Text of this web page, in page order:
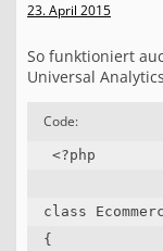
23. April 2015
So funktioniert
Universal
Code:
<?php
class
{